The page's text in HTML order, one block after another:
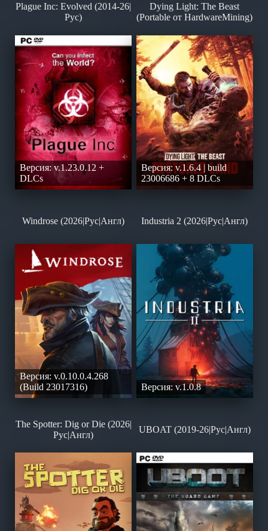
Plague Inc: Evolved (2014-26|
Рус)
Версия: v.1.23.0.12 +
DLCs
Dying Light: The Beast
(Portable от HardwareMining)
Версия: v.1.6.4 | build
23006686 + 8 DLCs
Windrose (2026|Рус|Англ)
Версия: v.0.10.0.4.268
(Build 23017316)
Industria 2 (2026|Рус|Англ)
Версия: v.1.0.8
The Spotter: Dig or Die (2026|
Рус|Англ)
UBOAT (2019-26|Рус|Англ)